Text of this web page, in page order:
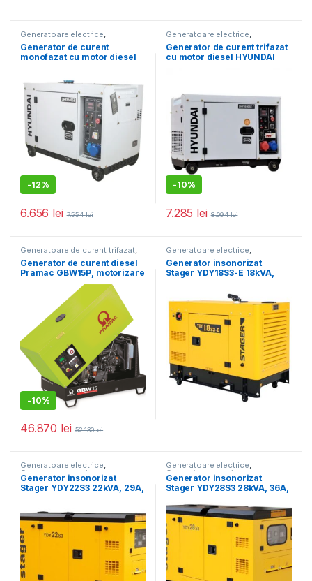
Generatoare electrice,
Generatoare mari
Generator de curent
monofazat cu motor diesel
-12%
6.656 lei 7.554lei
Generatoare electrice,
Generatoare mari
Generator de curent trifazat
cu motor diesel HYUNDAI
-10%
7.285 lei 8.094lei
Generatoare de curent trifazat,
Generatoare mari
Generator de curent diesel
Pramac GBW15P, motorizare
Perkins, trifazat, 14.31 kVA,
cu carcasa insonorizanta
-10%
46.870 lei 52.130lei
Generatoare electrice
Generatoare mari
Generator insonorizat
Stager YDY18S3-E 18kVA,
Generatoare electrice,
Generatoare mari
Generator insonorizat
Stager YDY22S3 22kVA, 29A,
Generatoare electrice,
Generatoare mari
Generator insonorizat
Stager YDY28S3 28kVA, 36A,